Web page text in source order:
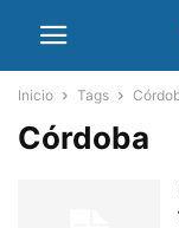
Inicio Tags
Córdoba